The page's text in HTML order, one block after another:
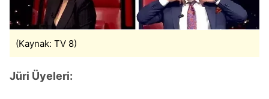
(Kaynak: TV 8)
Jüri Üyeleri: